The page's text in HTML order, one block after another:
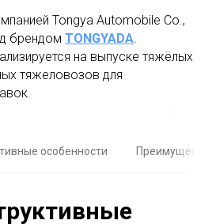
Tongya Automobile Co.,
брендом TONGYADA.
на выпуске тяжёлых
тяжеловозов для
особенности